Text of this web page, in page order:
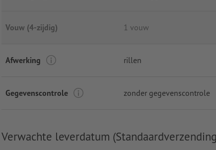
Vouw (4-zijdig) 1 vouw
Afwerking rillen
Gegevenscontrole zonder gegevenscontrole
Verwachte leverdatum